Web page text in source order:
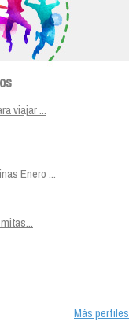
viajar ...
Enero ...
Más perfiles